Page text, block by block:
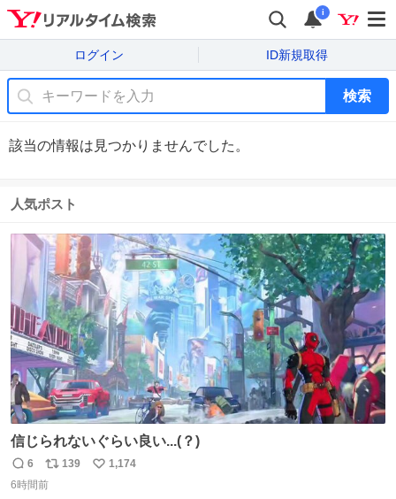
i
ログイン ID新規取得
検索
該当の情報は見つかりませんでした。
人気ポスト
信じられないぐらい良い...(？)
返
信
6
リ
ポ
139
い
1,174
6時間前